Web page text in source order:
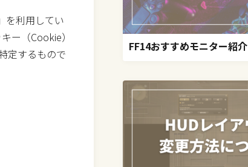
を利用してい
ー（Cookie）
定するもので
FF14おすすめモニター紹介